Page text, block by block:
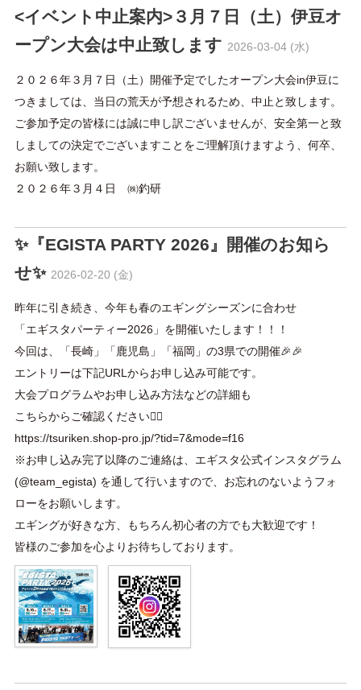
<イベント中止案内>３月７日（土）伊豆オ
ープン大会は中止致します 2026-03-04 (水)
２０２６年３月７日（土）開催予定でしたオープン大会in伊豆に
つきましては、当日の荒天が予想されるため、中止と致します。
ご参加予定の皆様には誠に申し訳ございませんが、安全第一と致
しましての決定でございますことをご理解頂けますよう、何卒、
お願い致します。
２０２６年３月４日 ㈱釣研
✨『EGISTA PARTY 2026』開催のお知ら
せ✨ 2026-02-20 (金)
昨年に引き続き、今年も春のエギングシーズンに合わせ
「エギスタパーティー2026」を開催いたします！！！
今回は、「長崎」「鹿児島」「福岡」の3県での開催🎉🎉
エントリーは下記URLからお申し込み可能です。
大会プログラムやお申し込み方法などの詳細も
こちらからご確認ください🙇‍♂️
https://tsuriken.shop-pro.jp/?tid=7&mode=f16
※お申し込み完了以降のご連絡は、エギスタ公式インスタグラム
(@team_egista) を通して行いますので、お忘れのないようフォ
ローをお願いします。
エギングが好きな方、もちろん初心者の方でも大歓迎です！
皆様のご参加を心よりお待ちしております。